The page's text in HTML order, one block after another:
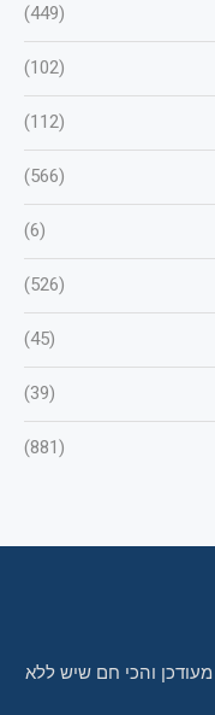
(449)
(102)
(112)
(566)
(6)
(526)
(45)
(39)
(881)
והכי חם שיש ללא